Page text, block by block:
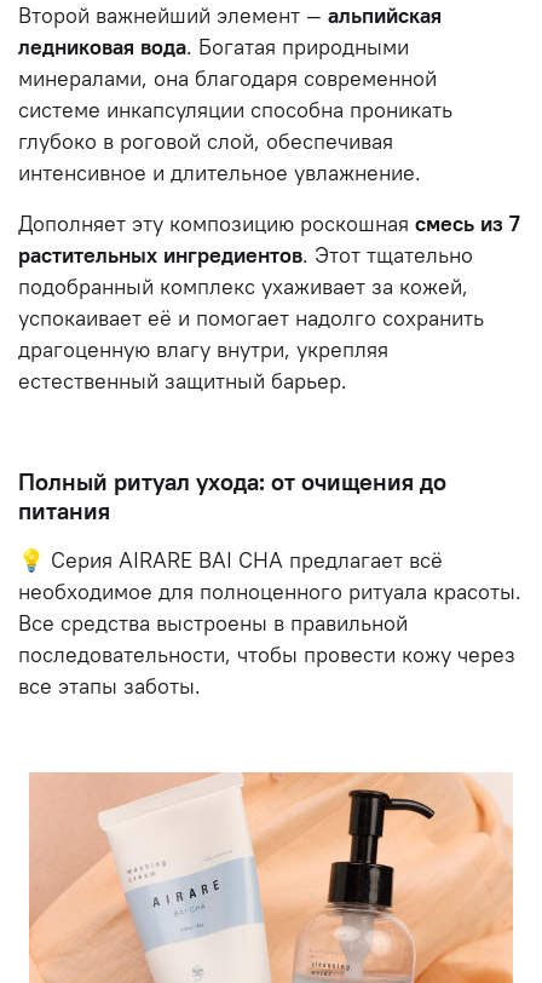
Второй важнейший элемент — альпийская
ледниковая вода. Богатая природными
минералами, она благодаря современной
системе инкапсуляции способна проникать
глубоко в роговой слой, обеспечивая
интенсивное и длительное увлажнение.
Дополняет эту композицию роскошная смесь из 7
растительных ингредиентов. Этот тщательно
подобранный комплекс ухаживает за кожей,
успокаивает её и помогает надолго сохранить
драгоценную влагу внутри, укрепляя
естественный защитный барьер.
Полный ритуал ухода: от очищения до
питания
💡 Серия AIRARE BAI CHA предлагает всё
необходимое для полноценного ритуала красоты.
Все средства выстроены в правильной
последовательности, чтобы провести кожу через
все этапы заботы.